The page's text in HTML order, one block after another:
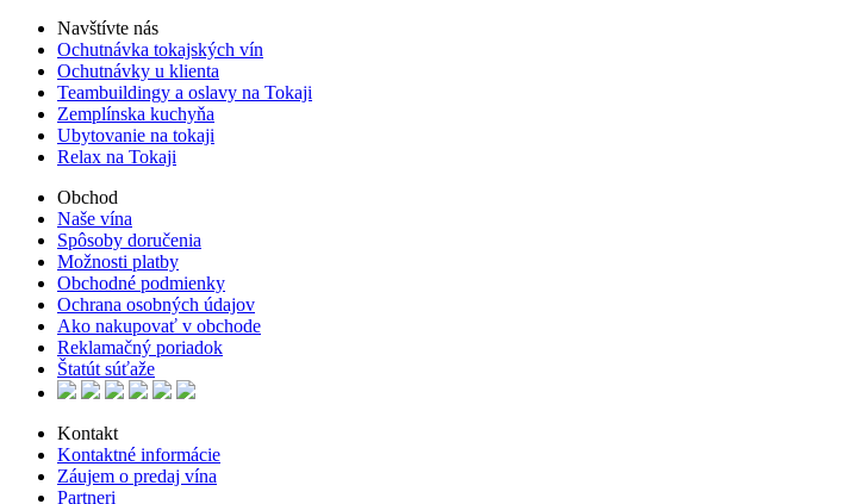
Navštívte nás
Ochutnávka tokajských vín
Ochutnávky u klienta
Teambuildingy a oslavy na Tokaji
Zemplínska kuchyňa
Ubytovanie na tokaji
Relax na Tokaji
Obchod
Naše vína
Spôsoby doručenia
Možnosti platby
Obchodné podmienky
Ochrana osobných údajov
Ako nakupovať v obchode
Reklamačný poriadok
Štatút súťaže
Kontakt
Kontaktné informácie
Záujem o predaj vína
Partneri